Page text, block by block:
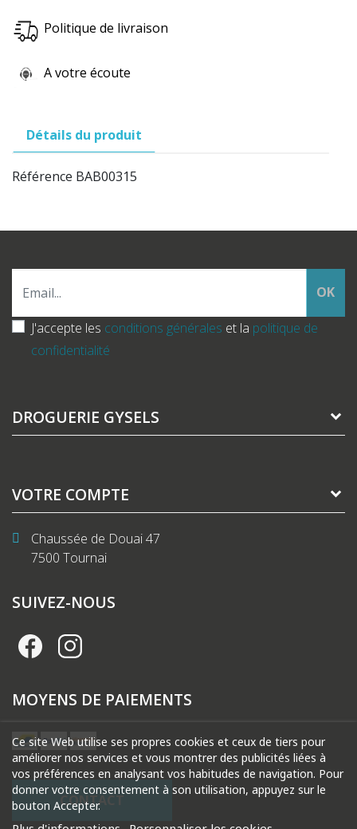
Politique de livraison
A votre écoute
Détails du produit
Référence BAB00315
OK
J'accepte les conditions générales et la politique de
confidentialité
DROGUERIE GYSELS
VOTRE COMPTE
Chaussée de Douai 47
7500 Tournai
Ce site Web utilise ses propres cookies et ceux de tiers pour
améliorer nos services et vous montrer des publicités liées à
vos préférences en analysant vos habitudes de navigation. Pour
donner votre consentement à son utilisation, appuyez sur le
bouton Accepter.
SUIVEZ-NOUS
MOYENS DE PAIEMENTS
CONTACT